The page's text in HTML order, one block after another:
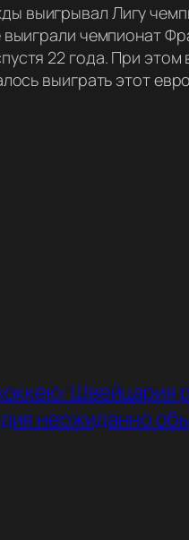
выигрывал Лигу
чемпионат
22 года. При
выиграть этот
Швейцария
неожиданно